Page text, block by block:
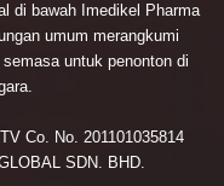
di bawah Imedikel Pharma
umum merangkumi
untuk penonton di
Co. No. 201101035814
SDN. BHD.